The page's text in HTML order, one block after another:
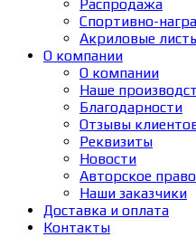
Распродажа
Спортивно-
Акриловые
О компании
О компании
Наше
Благодарности
Отзывы
Реквизиты
Новости
Авторское право
Наши заказчики
Доставка и оплата
Контакты